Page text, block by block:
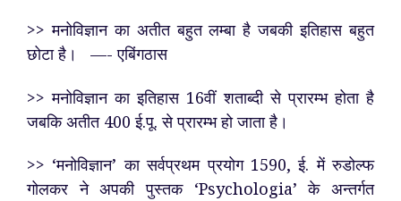
>> मनोविज्ञान का अतीत बहुत लम्बा है जबकी इतिहास बहुत
छोटा है। —- एबिंगठास
>> मनोविज्ञान का इतिहास 16वीं शताब्दी से प्रारम्भ होता है
जबकि अतीत 400 ई.पू. से प्रारम्भ हो जाता है।
>> ‘मनोविज्ञान’ का सर्वप्रथम प्रयोग 1590, ई. में रुडोल्फ
गोलकर ने अपकी पुस्तक ‘Psychologia’ के अन्तर्गत